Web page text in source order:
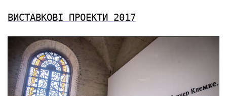
ВИСТАВКОВІ ПРОЕКТИ 2017